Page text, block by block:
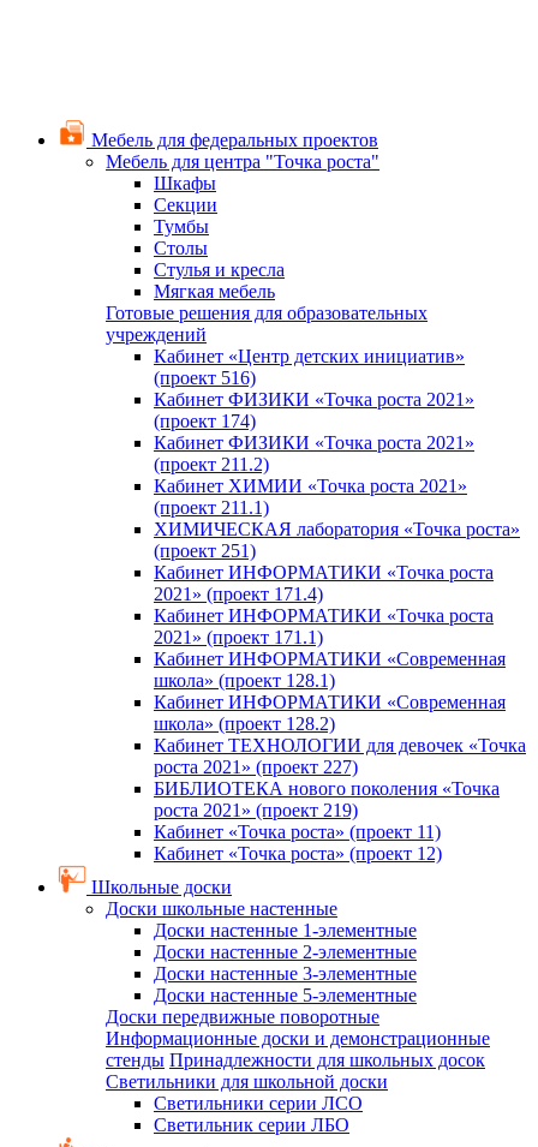
Мебель для федеральных проектов
Мебель для центра "Точка роста"
Шкафы
Секции
Тумбы
Столы
Стулья и кресла
Мягкая мебель
Готовые решения для образовательных
учреждений
Кабинет «Центр детских инициатив»
(проект 516)
Кабинет ФИЗИКИ «Точка роста 2021»
(проект 174)
Кабинет ФИЗИКИ «Точка роста 2021»
(проект 211.2)
Кабинет ХИМИИ «Точка роста 2021»
(проект 211.1)
ХИМИЧЕСКАЯ лаборатория «Точка роста»
(проект 251)
Кабинет ИНФОРМАТИКИ «Точка роста
2021» (проект 171.4)
Кабинет ИНФОРМАТИКИ «Точка роста
2021» (проект 171.1)
Кабинет ИНФОРМАТИКИ «Современная
школа» (проект 128.1)
Кабинет ИНФОРМАТИКИ «Современная
школа» (проект 128.2)
Кабинет ТЕХНОЛОГИИ для девочек «Точка
роста 2021» (проект 227)
БИБЛИОТЕКА нового поколения «Точка
роста 2021» (проект 219)
Кабинет «Точка роста» (проект 11)
Кабинет «Точка роста» (проект 12)
Школьные доски
Доски школьные настенные
Доски настенные 1-элементные
Доски настенные 2-элементные
Доски настенные 3-элементные
Доски настенные 5-элементные
Доски передвижные поворотные
Информационные доски и демонстрационные
стенды Принадлежности для школьных досок
Светильники для школьной доски
Светильники серии ЛСО
Светильник серии ЛБО